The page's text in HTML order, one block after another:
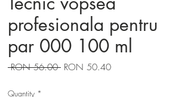
profesionala pentru
par 000 100 ml
RON 56.00 Regular
RON 50.40Sale
Quantity *